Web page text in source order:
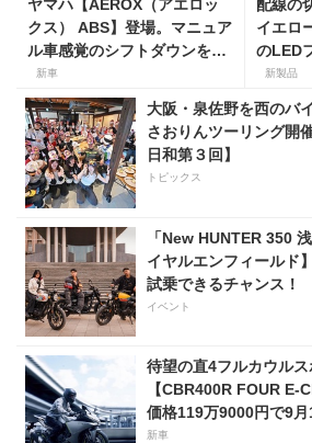
ヤマハ【AEROX（アエロッ
クス） ABS】登場。マニュア
ル車感覚のシフトダウンを楽
しめる新型155ccスポーツス
クーター8月31日発売。価格
48万1800円
新車
配線の
イエロ
のLED
ホンダ
登場
新製品
大阪・泉佐野を西のバ
さおりんツーリング開
日和第３回】
トピックス
「New HUNTER 350
イヤルエンフィールド
試乗できるチャンス！
イベント
待望の直4フルカウル
【CBR400R FOUR
価格119万9000円で9月
新車